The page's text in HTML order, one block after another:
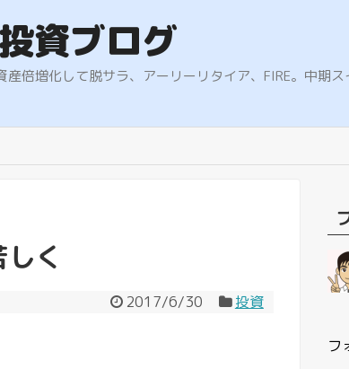
資ブログ
倍増化して脱サラ、アーリーリタイア、FIRE。中期
く
2017/6/30 投資
フ